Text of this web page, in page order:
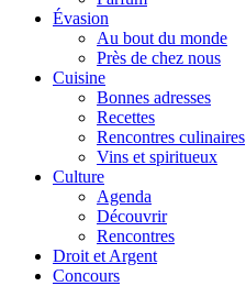
Évasion
Au bout du monde
Près de chez nous
Cuisine
Bonnes adresses
Recettes
Rencontres culinaires
Vins et spiritueux
Culture
Agenda
Découvrir
Rencontres
Droit et Argent
Concours